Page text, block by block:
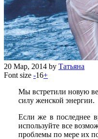
20 Мар, 2014 by Татьяна
Font size -16+
Мы встретили новую
силу женской энергии.
Если же в последнее
используйте все
проблемы по мере их